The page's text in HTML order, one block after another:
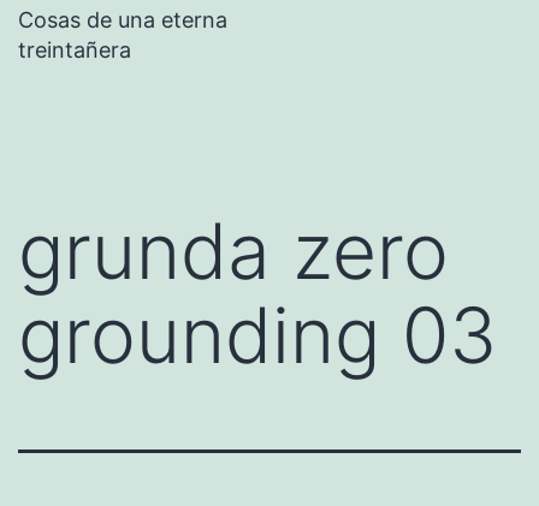
Cosas de una eterna
treintañera
grunda zero
grounding 03